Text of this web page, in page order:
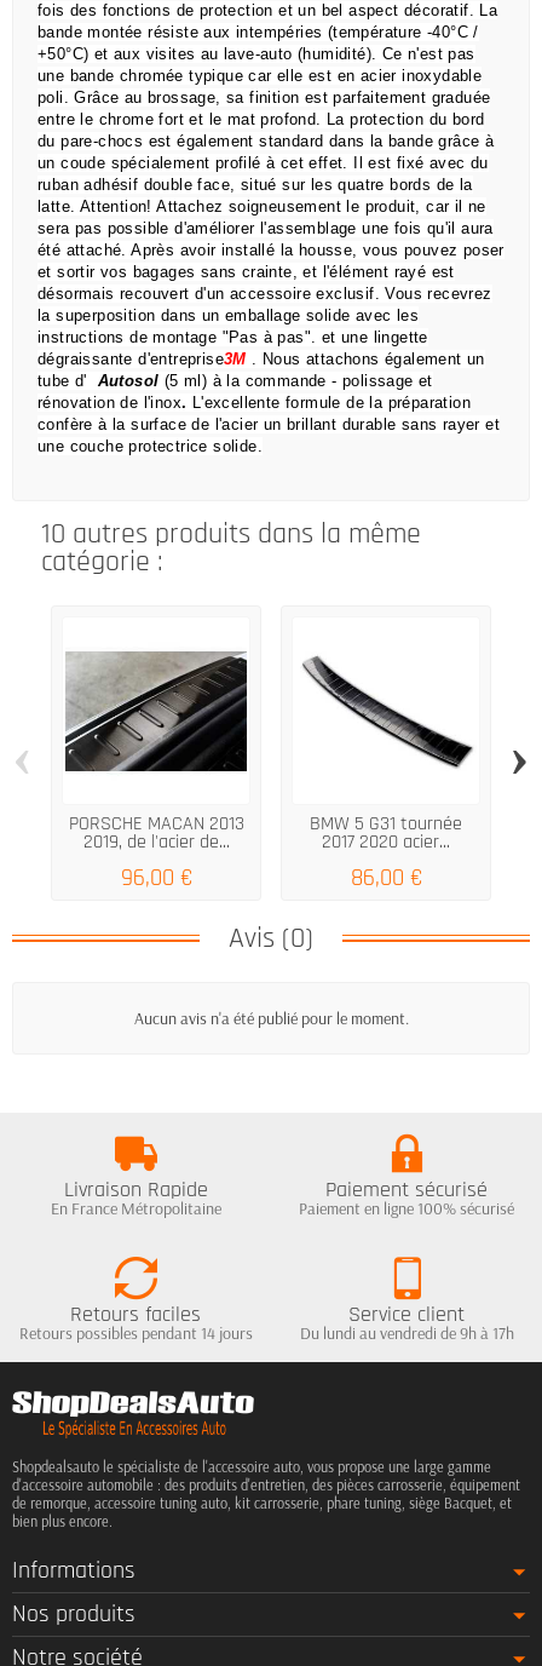
fois des fonctions de protection et un bel aspect décoratif. La
bande montée résiste aux intempéries (température -40°C /
+50°C) et aux visites au lave-auto (humidité). Ce n'est pas
une bande chromée typique car elle est en acier inoxydable
poli.Grâce au brossage, sa finition est parfaitement graduée
entre le chrome fort et le mat profond. La protection du bord
du pare-chocs est également standard dans la bande grâce à
un coude spécialement profilé à cet effet.
Il est fixé avec du
ruban adhésif double face, situé sur les quatre bords de la
latte. Attention!Attachez soigneusement le produit, car il ne
sera pas possible d'améliorer l'assemblage une fois qu'il aura
été attaché.Après avoir installé la housse, vous pouvez poser
et sortir vos bagages sans crainte,et l'élément rayé est
désormais recouvert d'un accessoire exclusif.Vous recevrez
la superposition dans un emballage solide avec les
instructions de montage "Pas à pas". et une lingette
dégraissante d'entreprise3M . Nous attachons également un
tube d'
Autosol (5 ml) à la commande - polissage et
rénovation de l'inox. L'excellente formule de la préparation
confère à la surface de l'acier un brillant durable sans rayer et
une couche protectrice solide.
10 autres produits dans la même
catégorie :
PORSCHE MACAN 2013
2019, de l'acier de...
96,00 €
BMW 5 G31 tournée
2017 2020 acier...
86,00 €
‹ ›
Avis (0)
Aucun avis n'a été publié pour le moment.
Livraison Rapide
En France Métropolitaine
Paiement sécurisé
Paiement en ligne 100% sécurisé
Retours faciles
Retours possibles pendant 14 jours
Service client
Du lundi au vendredi de 9h à 17h
Shopdealsauto le spécialiste de l'accessoire auto, vous propose une large gamme
d'accessoire automobile : des produits d'entretien, des pièces carrosserie, équipement
de remorque, accessoire tuning auto, kit carrosserie, phare tuning, siège Bacquet, et
bien plus encore.
Informations
Nos produits
Notre société